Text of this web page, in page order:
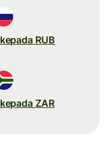
RUB
ZAR